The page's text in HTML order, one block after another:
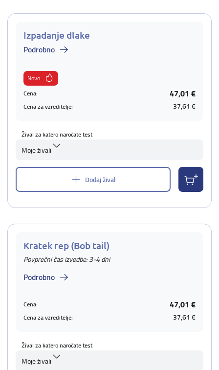
Izpadanje dlake
Podrobno
Novo
Cena:
47,01 €
Cena za vzreditelje: 37,61 €
Žival za katero naročate test
Moje živali
Dodaj žival
Kratek rep (Bob tail)
Povprečni čas izvedbe: 3-4 dni
Podrobno
Cena: 47,01 €
Cena za vzreditelje: 37,61 €
Žival za katero naročate test
Moje živali